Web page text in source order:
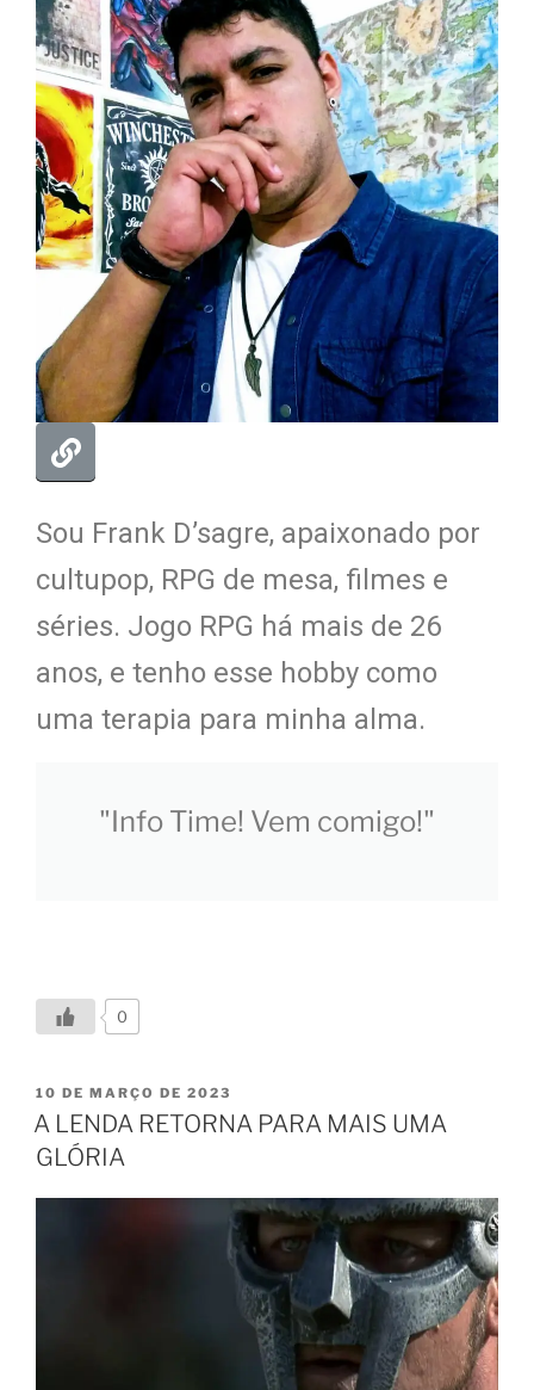
Sou Frank D’sagre, apaixonado por
cultupop, RPG de mesa, filmes e
séries. Jogo RPG há mais de 26
anos, e tenho esse hobby como
uma terapia para minha alma.
"Info Time! Vem comigo!"
0
10 DE MARÇO DE 2023
A LENDA RETORNA PARA MAIS UMA
GLÓRIA